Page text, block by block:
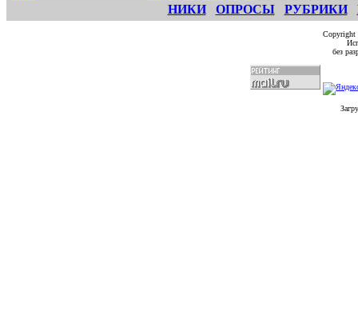
НИКИ ОПРОСЫ РУБРИКИ
без